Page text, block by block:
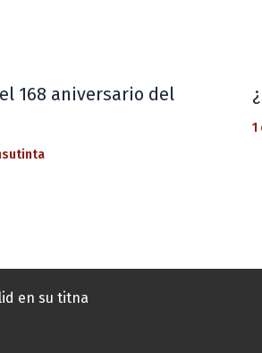
168 aniversario del
1
en su titna